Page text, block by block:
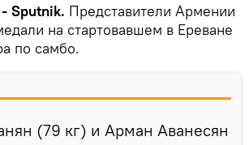
Sputnik. Представители Армении
на стартовавшем в Ереване
по самбо.
(79 кг) и Арман Аванесян